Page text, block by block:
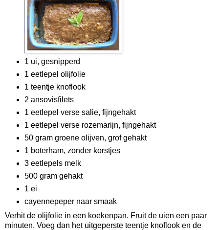
1 ui, gesnipperd
1 eetlepel olijfolie
1 teentje knoflook
2 ansovisfilets
1 eetlepel verse salie, fijngehakt
1 eetlepel verse rozemarijn, fijngehakt
50 gram groene olijven, grof gehakt
1 boterham, zonder korstjes
3 eetlepels melk
500 gram gehakt
1 ei
cayennepeper naar smaak
Verhit de olijfolie in een koekenpan. Fruit de uien een paar
minuten. Voeg dan het uitgeperste teentje knoflook en de